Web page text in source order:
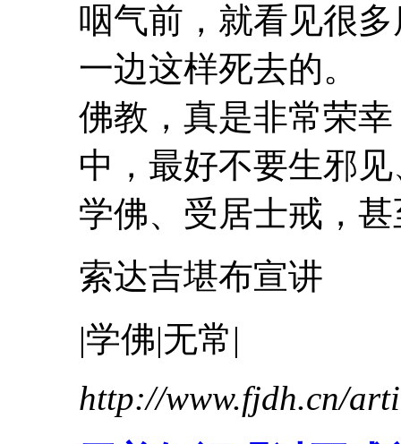
咽气前，就看见很
一边这样死去的。
佛教，真是非常荣
中，最好不要生邪见
学佛、受居士戒，甚
索达吉堪布宣讲
|学佛|无常|
http://www.fjdh.cn/